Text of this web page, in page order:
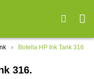
Botella HP Ink Tank 316
316.